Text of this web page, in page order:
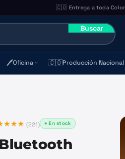
🇨🇴 Entrega a toda
Buscar
🖊️Oficina 🇨🇴Producción Nacional
(221) ● En stock